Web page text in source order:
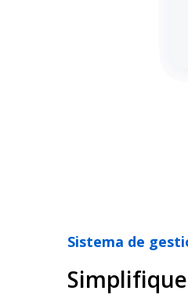
Sistema de